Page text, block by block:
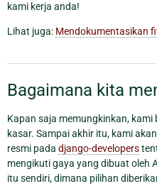
kami kerja anda!
Lihat juga: Mendokumentasikan
Bagaimana kita
Kapan saja memungkinkan,
kasar. Sampai akhir itu, kami
resmi pada django-developers
mengikuti gaya yang dibuat oleh
itu sendiri, dimana pilihan